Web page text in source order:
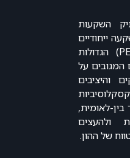
השקעות
ייחודיים
כגון קרנות הפרייבט אקוויטי (PE) הגדולות
המגובים על
והיציבים
לאומית,
ולהעצים
של ההון.